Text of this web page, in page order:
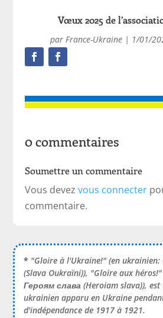
Vœux 2025 de
par France-Ukraine| 1/01/
0 commentaires
Soumettre un commentaire
Vous devezvous connecter
commentaire.
* "Gloire à l'Ukraine!" (en ukrainien:
(Slava Oukraïni)), "Gloire aux
Героям слава (Heroiam slava)),
ukrainien apparu en Ukraine
d'indépendance de 1917 à 1921.